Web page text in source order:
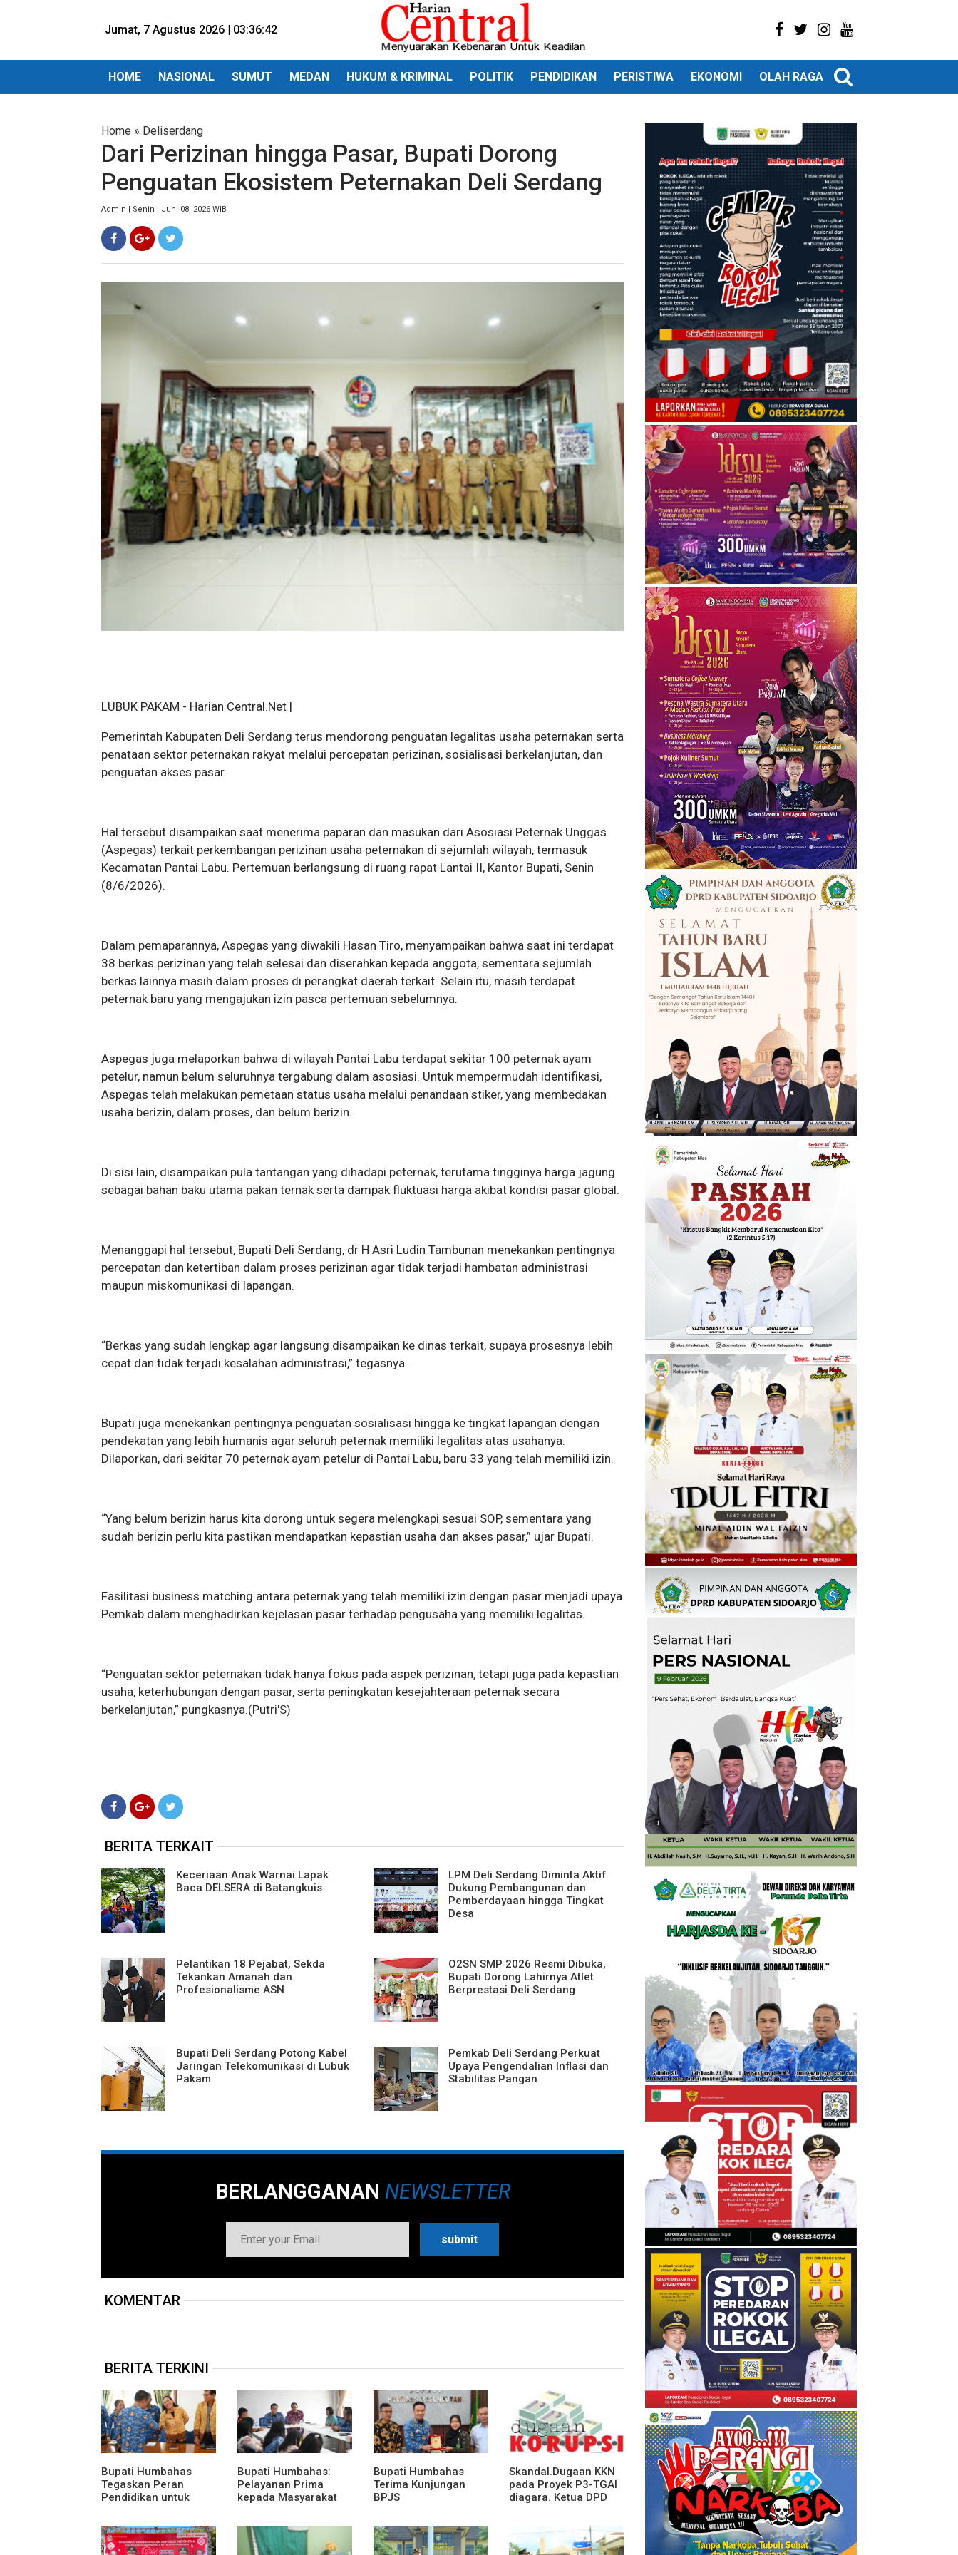
Jumat, 7 Agustus 2026 | 03:36:44
HOME NASIONAL SUMUT MEDAN HUKUM & KRIMINAL POLITIK PENDIDIKAN PERISTIWA EKONOMI OLAH RAGA
Home » Deliserdang
Dari Perizinan hingga Pasar, Bupati Dorong
Penguatan Ekosistem Peternakan Deli Serdang
Admin | Senin | Juni 08, 2026 WIB
LUBUK PAKAM - Harian Central.Net |
Pemerintah Kabupaten Deli Serdang terus mendorong penguatan legalitas usaha peternakan serta
penataan sektor peternakan rakyat melalui percepatan perizinan, sosialisasi berkelanjutan, dan
penguatan akses pasar.
Hal tersebut disampaikan saat menerima paparan dan masukan dari Asosiasi Peternak Unggas
(Aspegas) terkait perkembangan perizinan usaha peternakan di sejumlah wilayah, termasuk
Kecamatan Pantai Labu. Pertemuan berlangsung di ruang rapat Lantai II, Kantor Bupati, Senin
(8/6/2026).
Dalam pemaparannya, Aspegas yang diwakili Hasan Tiro, menyampaikan bahwa saat ini terdapat
38 berkas perizinan yang telah selesai dan diserahkan kepada anggota, sementara sejumlah
berkas lainnya masih dalam proses di perangkat daerah terkait. Selain itu, masih terdapat
peternak baru yang mengajukan izin pasca pertemuan sebelumnya.
Aspegas juga melaporkan bahwa di wilayah Pantai Labu terdapat sekitar 100 peternak ayam
petelur, namun belum seluruhnya tergabung dalam asosiasi. Untuk mempermudah identifikasi,
Aspegas telah melakukan pemetaan status usaha melalui penandaan stiker, yang membedakan
usaha berizin, dalam proses, dan belum berizin.
Di sisi lain, disampaikan pula tantangan yang dihadapi peternak, terutama tingginya harga jagung
sebagai bahan baku utama pakan ternak serta dampak fluktuasi harga akibat kondisi pasar global.
Menanggapi hal tersebut, Bupati Deli Serdang, dr H Asri Ludin Tambunan menekankan pentingnya
percepatan dan ketertiban dalam proses perizinan agar tidak terjadi hambatan administrasi
maupun miskomunikasi di lapangan.
“Berkas yang sudah lengkap agar langsung disampaikan ke dinas terkait, supaya prosesnya lebih
cepat dan tidak terjadi kesalahan administrasi,” tegasnya.
Bupati juga menekankan pentingnya penguatan sosialisasi hingga ke tingkat lapangan dengan
pendekatan yang lebih humanis agar seluruh peternak memiliki legalitas atas usahanya.
Dilaporkan, dari sekitar 70 peternak ayam petelur di Pantai Labu, baru 33 yang telah memiliki izin.
“Yang belum berizin harus kita dorong untuk segera melengkapi sesuai SOP, sementara yang
sudah berizin perlu kita pastikan mendapatkan kepastian usaha dan akses pasar,” ujar Bupati.
Fasilitasi business matching antara peternak yang telah memiliki izin dengan pasar menjadi upaya
Pemkab dalam menghadirkan kejelasan pasar terhadap pengusaha yang memiliki legalitas.
“Penguatan sektor peternakan tidak hanya fokus pada aspek perizinan, tetapi juga pada kepastian
usaha, keterhubungan dengan pasar, serta peningkatan kesejahteraan peternak secara
berkelanjutan,” pungkasnya.(Putri'S)
BERITA TERKAIT
Keceriaan Anak Warnai Lapak
Baca DELSERA di Batangkuis
LPM Deli Serdang Diminta Aktif
Dukung Pembangunan dan
Pemberdayaan hingga Tingkat
Desa
Pelantikan 18 Pejabat, Sekda
Tekankan Amanah dan
Profesionalisme ASN
O2SN SMP 2026 Resmi Dibuka,
Bupati Dorong Lahirnya Atlet
Berprestasi Deli Serdang
Bupati Deli Serdang Potong Kabel
Jaringan Telekomunikasi di Lubuk
Pakam
Pemkab Deli Serdang Perkuat
Upaya Pengendalian Inflasi dan
Stabilitas Pangan
BERLANGGANAN NEWSLETTER
KOMENTAR
BERITA TERKINI
Bupati Humbahas
Tegaskan Peran
Pendidikan untuk
Unggul dan
Berkarakter.
Bupati Humbahas:
Pelayanan Prima
kepada Masyarakat
Prioritas Utama.
Bupati Humbahas
Terima Kunjungan
BPJS
Pematangsiantar
Skandal.Dugaan KKN
pada Proyek P3-TGAI
diagara. Ketua DPD
ada Paket Proyek"